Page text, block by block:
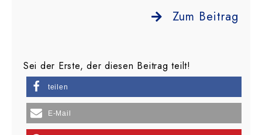
Zum Beitrag
Sei der Erste, der diesen Beitrag teilt!
teilen
E-Mail